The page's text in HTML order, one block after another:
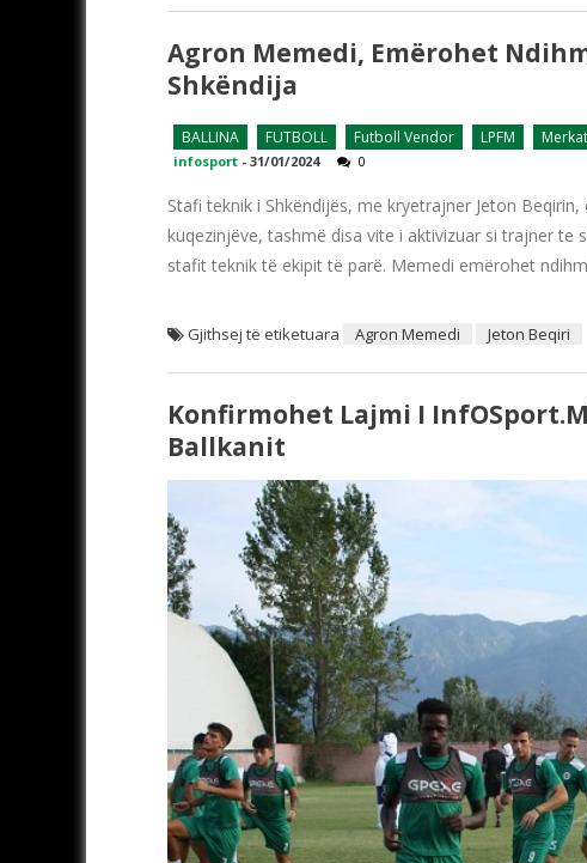
Agron Memedi, Emërohet
Shkëndija
BALLINA FUTBOLL Futboll Vendor LPFM
infosport - 31/01/2024 0
Stafi teknik i Shkëndijës, me kryetrajner Jeton
kuqezinjëve, tashmë disa vite i aktivizuar si trajner te
stafit teknik të ekipit të parë. Memedi emërohet
Gjithsej të etiketuara Agron Memedi Jeton Beqiri
Konfirmohet Lajmi I
Ballkanit